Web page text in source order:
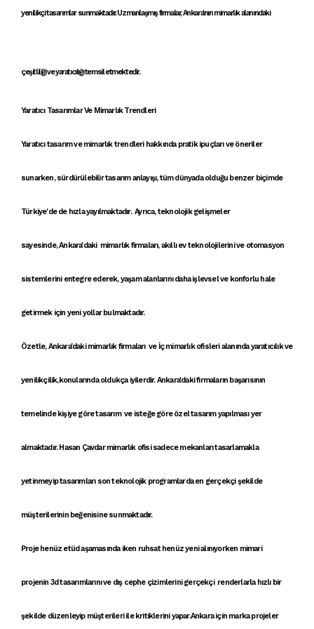
yenilikçitasarımlarsunmaktadır.Uzmanlaşmış firmalar,Ankara'nın mimarlık alanındaki
çeşitliliği ve yaratıcılığıtemsil etmektedir.
Yaratıcı Tasarımlar Ve Mimarlık Trendleri
Yaratıcı tasarımvemimarlık trendlerihakkındapratik ipuçlarıve öneriler
sunarken,sürdürülebilir tasarım anlayışı, tüm dünyada olduğu benzer biçimde
Türkiye'de de hızla yayılmaktadır. Ayrıca, teknolojik gelişmeler
sayesinde,Ankara'daki mimarlık firmaları,akıllı ev teknolojilerini veotomasyon
sistemlerini entegre ederek, yaşam alanlarını daha işlevsel ve konforlu hale
getirmek için yeni yollar bulmaktadır.
Özetle,Ankara'daki mimarlık firmaları ve İç mimarlık ofislerialanındayaratıcılık ve
yenilikçilik,konularında oldukça iyilerdir. Ankara'daki firmaların başarısının
temelindekişiye göre tasarımve isteğe göre özel tasarımyapılması yer
almaktadır.Hasan Çavdar mimarlık ofisisadecemekanları tasarlamakla
yetinmeyiptasarımları son teknolojik programlarda en gerçekçi şekilde
müşterilerinin beğenisine sunmaktadır.
Projehenüz etüdaşamasında iken ruhsathenüz yeni alınıyorken mimari
projenin 3d tasarımlarını ve dış cephe çizimlerinigerçekçi renderlarlahızlı bir
şekildedüzenleyip müşterileri ilekritiklerini yapar.Ankaraiçin marka projeler